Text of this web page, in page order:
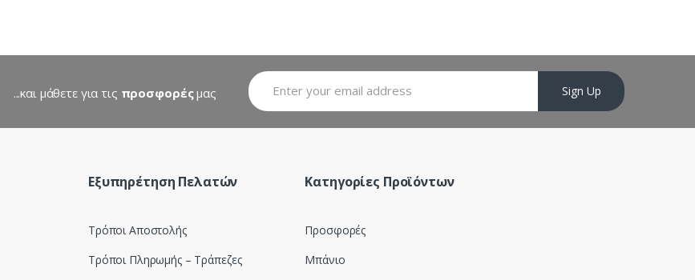
...και μάθετε για τις προσφορέςμας Sign Up
Εξυπηρέτηση Πελατών
Τρόποι Αποστολής
Τρόποι Πληρωμής – Τράπεζες
Κατηγορίες Προϊόντων
Προσφορές
Μπάνιο